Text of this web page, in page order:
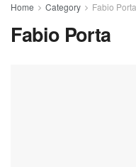
Home Category Fabio Porta
Fabio Porta